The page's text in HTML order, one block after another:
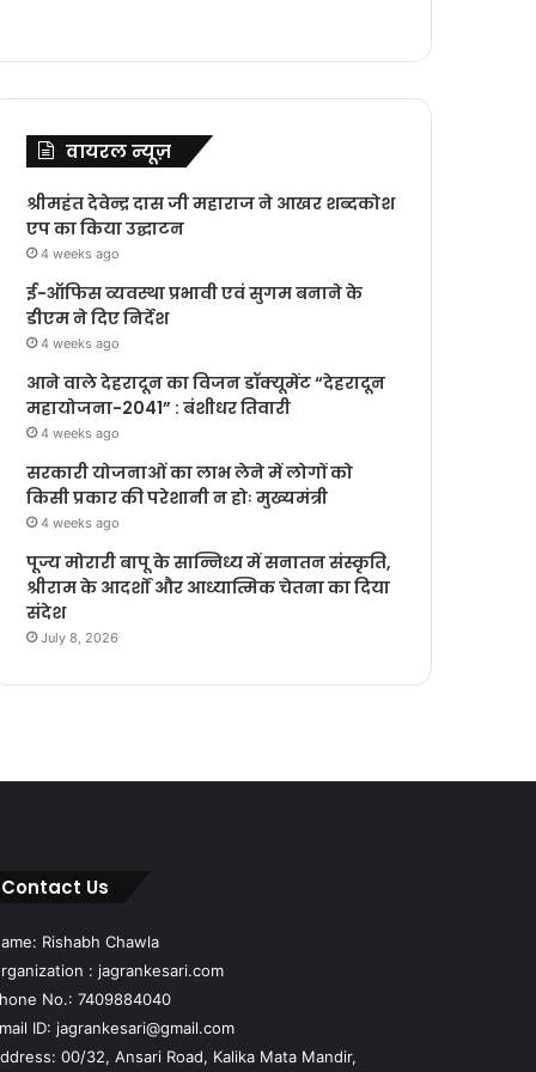
वायरल न्यूज़
श्रीमहंत देवेन्द्र दास जी महाराज ने आखर शब्दकोश
एप का किया उद्घाटन
4 weeks ago
ई-ऑफिस व्यवस्था प्रभावी एवं सुगम बनाने के
डीएम ने दिए निर्देश
4 weeks ago
आने वाले देहरादून का विजन डॉक्यूमेंट “देहरादून
महायोजना-2041” : बंशीधर तिवारी
4 weeks ago
सरकारी योजनाओं का लाभ लेने में लोगों को
किसी प्रकार की परेशानी न होः मुख्यमंत्री
4 weeks ago
पूज्य मोरारी बापू के सान्निध्य में सनातन संस्कृति,
श्रीराम के आदर्शों और आध्यात्मिक चेतना का दिया
संदेश
July 8, 2026
Contact Us
Rishabh Chawla
: jagrankesari.com
No.: 7409884040
ID: jagrankesari@gmail.com
00/32, Ansari Road, Kalika Mata Mandir,